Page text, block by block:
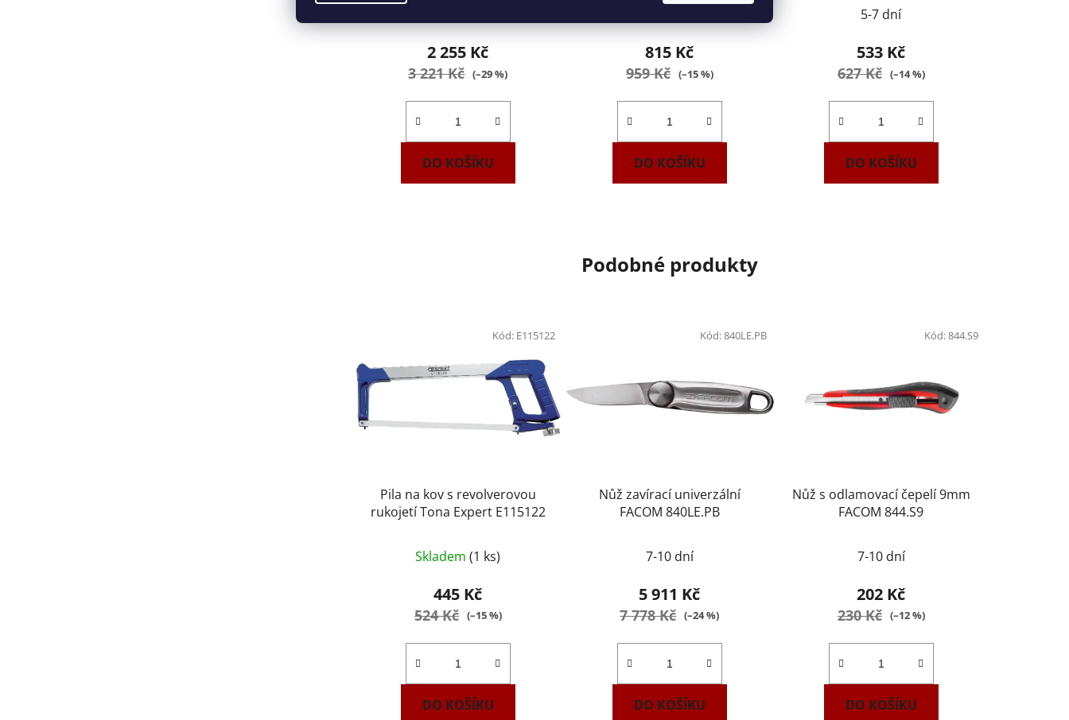
2 255 Kč
3 221 Kč (–29 %)
DO KOŠÍKU
815 Kč
959 Kč (–15 %)
DO KOŠÍKU
5-7 dní
533 Kč
627 Kč (–14 %)
DO KOŠÍKU
Podobné produkty
Pila na kov s revolverovou
rukojetí Tona Expert E115122
Skladem(1 ks)
445 Kč
524 Kč (–15 %)
DO KOŠÍKU
Kód: E115122
Nůž zavírací univerzální
FACOM 840LE.PB
7-10 dní
5 911 Kč
7 778 Kč (–24 %)
DO KOŠÍKU
Kód:840LE.PB
Nůž s odlamovací čepelí 9mm
FACOM 844.S9
7-10 dní
202 Kč
230 Kč (–12 %)
DO KOŠÍKU
Kód:844.S9